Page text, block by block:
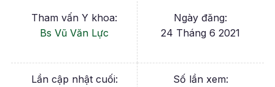
Tham vấn Y khoa:
Bs Vũ Văn Lực
Ngày đăng:
24 Tháng 6 2021
Lần cập nhật cuối:
Số lần xem: